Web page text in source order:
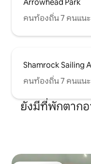
Arrowhead Park
คนท้องถิ่น 7 คนแน
Shamrock Sailing
คนท้องถิ่น 7 คนแน
ยังมีที่พักตากอ